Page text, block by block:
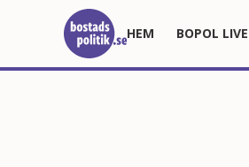
HEM BOPOL LIVE